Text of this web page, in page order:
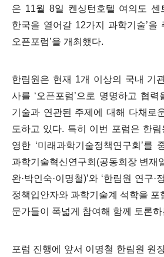
은 11월 8일 켄싱턴호텔 여의도 센
한국을 열어갈 12가지 과학기술’을
오픈포럼’을 개최했다.
한림원은 현재 1개 이상의 국내 기
사를 ‘오픈포럼’으로 명명하고 협력
기술과 연관된 주제에 대해 다채로
도하고 있다. 특히 이번 포럼은 한
영한 ‘미래과학기술정책연구회 ’를
과학기술혁신연구회 (공동회장 변재
완·박인숙·이명철)’와 ‘한림원 연구·
정책입안자와 과학기술계 석학을 포
문가들이 폭넓게 참여해 함께 토론
포럼 진행에 앞서 이명철 한림원 원